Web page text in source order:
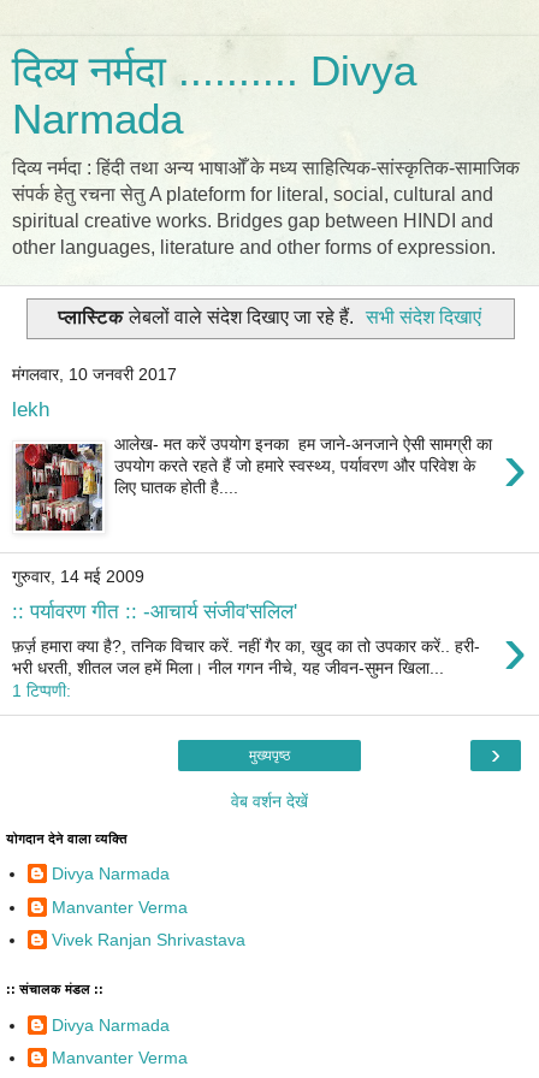
दिव्य नर्मदा .......... Divya
Narmada
दिव्य नर्मदा : हिंदी तथा अन्य भाषाओँ के मध्य साहित्यिक-सांस्कृतिक-सामाजिक
संपर्क हेतु रचना सेतु A plateform for literal, social, cultural and
spiritual creative works. Bridges gap between HINDI and
other languages, literature and other forms of expression.
प्लास्टिकलेबलों वाले संदेश दिखाए जा रहे हैं. सभी संदेश दिखाएं
मंगलवार, 10 जनवरी 2017
lekh
›
आलेख- मत करें उपयोग इनका हम जाने-अनजाने ऐसी सामग्री का
उपयोग करते रहते हैं जो हमारे स्वस्थ्य, पर्यावरण और परिवेश के
लिए घातक होती है....
गुरुवार, 14 मई 2009
:: पर्यावरण गीत :: -आचार्य संजीव'सलिल' ›
फ़र्ज़ हमारा क्या है?, तनिक विचार करें. नहीं गैर का, खुद का तो उपकार करें.. हरी-
भरी धरती, शीतल जल हमें मिला। नील गगन नीचे, यह जीवन-सुमन खिला...
1 टिप्पणी:
›
मुख्यपृष्ठ
वेब वर्शन देखें
योगदान देने वाला व्यक्ति
Divya Narmada
Manvanter Verma
Vivek Ranjan Shrivastava
:: संचालक मंडल ::
Divya Narmada
Manvanter Verma